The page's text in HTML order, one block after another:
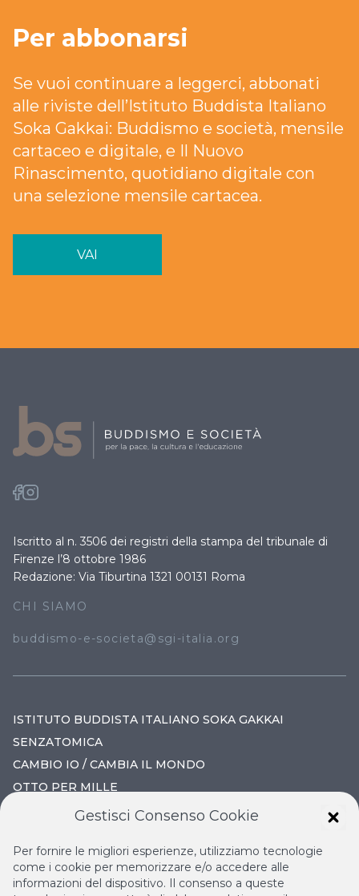
Per abbonarsi
Se vuoi continuare a leggerci, abbonati
alle riviste dell’Istituto Buddista Italiano
Soka Gakkai: Buddismo e società, mensile
cartaceo e digitale, e Il Nuovo
Rinascimento, quotidiano digitale con
una selezione mensile cartacea.
VAI
Iscritto al n. 3506 dei registri della stampa del tribunale di
Firenze l’8 ottobre 1986
Redazione: Via Tiburtina 1321 00131 Roma
CHI SIAMO
buddismo-e-societa@sgi-italia.org
ISTITUTO BUDDISTA ITALIANO SOKA GAKKAI
SENZATOMICA
CAMBIO IO / CAMBIA IL MONDO
OTTO PER MILLE
IL VOLO CONTINUO
LA BIBLIOTECA DI NICHIREN
Gestisci Consenso Cookie
Per fornire le migliori esperienze, utilizziamo tecnologie
come i cookie per memorizzare e/o accedere alle
informazioni del dispositivo. Il consenso a queste